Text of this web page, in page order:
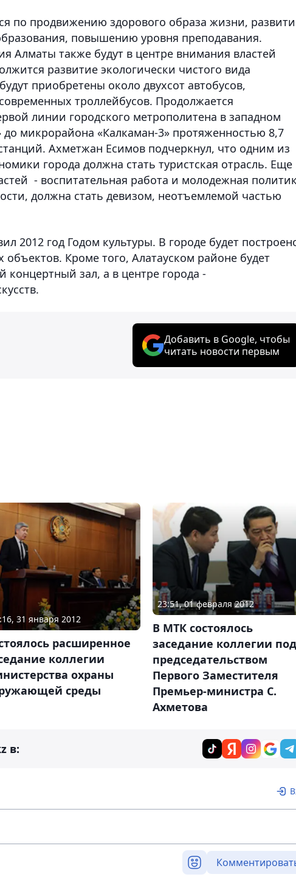
по продвижению здорового образа жизни,
повышению уровня преподавания.
Алматы также будут в центре внимания властей
развитие экологически чистого вида
приобретены около двухсот автобусов,
троллейбусов. Продолжается
линии городского метрополитена в западном
до микрорайона «Калкаман-3» протяженностью 8,7
Ахметжан Есимов подчеркнул, что одним из
города должна стать туристская отрасль. Еще
- воспитательная работа и молодежная
должна стать девизом, неотъемлемой частью
2012 год Годом культуры. В городе будет
объектов. Кроме того, Алатауском районе будет
зал, а в центре города -
Добавить в Google, чтобы
читать новости первым
31 января 2012
расширенное
коллегии
охраны
среды
23:51, 01 февраля 2012
В МТК состоялось
заседание коллегии под
председательством
Первого Заместителя
Премьер-министра С.
Ахметова
в: